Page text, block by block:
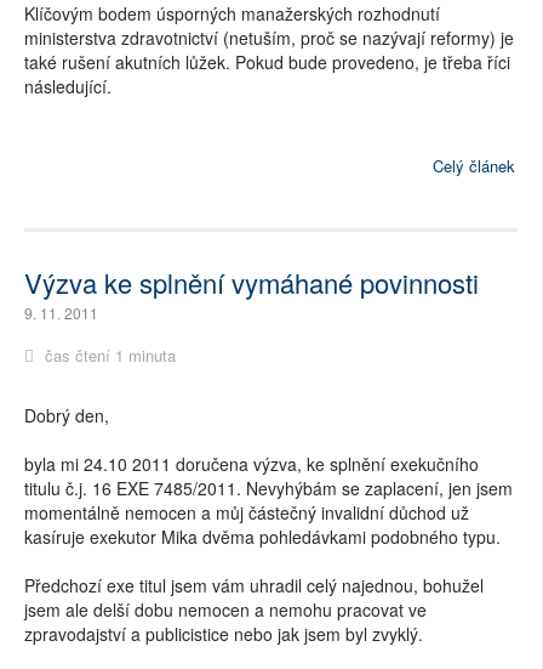
Klíčovým bodem úsporných manažerských rozhodnutí
ministerstva zdravotnictví (netuším, proč se nazývají reformy) je
také rušení akutních lůžek. Pokud bude provedeno, je třeba říci
následující.
Celý článek
Výzva ke splnění vymáhané povinnosti
9. 11. 2011
čas čtení 1 minuta
Dobrý den,
byla mi 24.10 2011 doručena výzva, ke splnění exekučního
titulu č.j. 16 EXE 7485/2011. Nevyhýbám se zaplacení, jen jsem
momentálně nemocen a můj částečný invalidní důchod už
kasíruje exekutor Mika dvěma pohledávkami podobného typu.
Předchozí exe titul jsem vám uhradil celý najednou, bohužel
jsem ale delší dobu nemocen a nemohu pracovat ve
zpravodajství a publicistice nebo jak jsem byl zvyklý.